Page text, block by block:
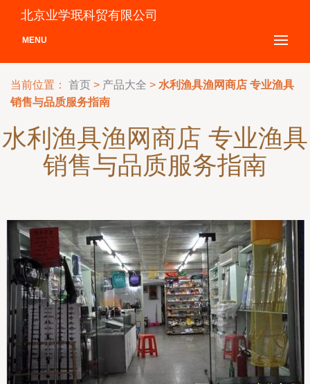
北京业学珉科贸有限公司
MENU
当前位置： 首页 > 产品大全 > 水利渔具渔网商店 专业渔具
销售与品质服务指南
水利渔具渔网商店 专业渔具
销售与品质服务指南